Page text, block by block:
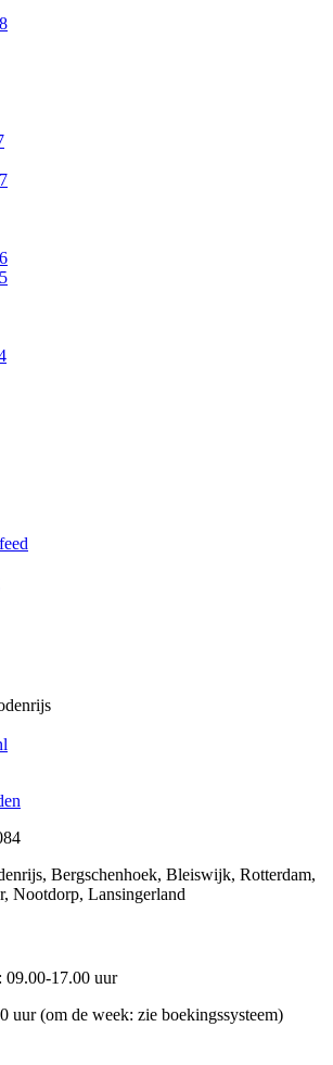
Bergschenhoek, Bleiswijk, Rotterdam,
Nootdorp, Lansingerland
09.00-17.00 uur
uur (om de week: zie boekingssysteem)